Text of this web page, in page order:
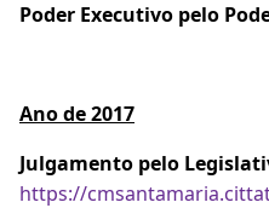
Poder Executivo pelo
Ano de 2017
Julgamento pelo
https://